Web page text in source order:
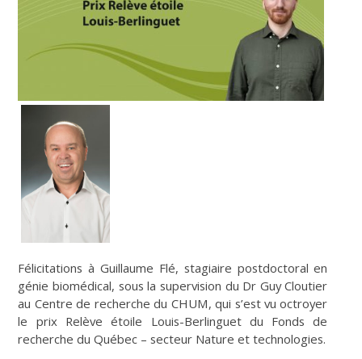
Félicitations à Guillaume Flé, stagiaire postdoctoral en
génie biomédical, sous la supervision du Dr Guy Cloutier
au Centre de recherche du CHUM, qui s’est vu octroyer
le prix Relève étoile Louis-Berlinguet du Fonds de
recherche du Québec – secteur Nature et technologies.